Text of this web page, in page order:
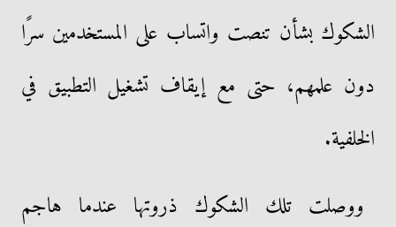
الشكوك بشأن تنصت واتساب على المستخدمين سرًا
دون علمهم، حتى مع إيقاف تشغيل التطبيق في
الخلفية.
ووصلت تلك الشكوك ذروتها عندما هاجم